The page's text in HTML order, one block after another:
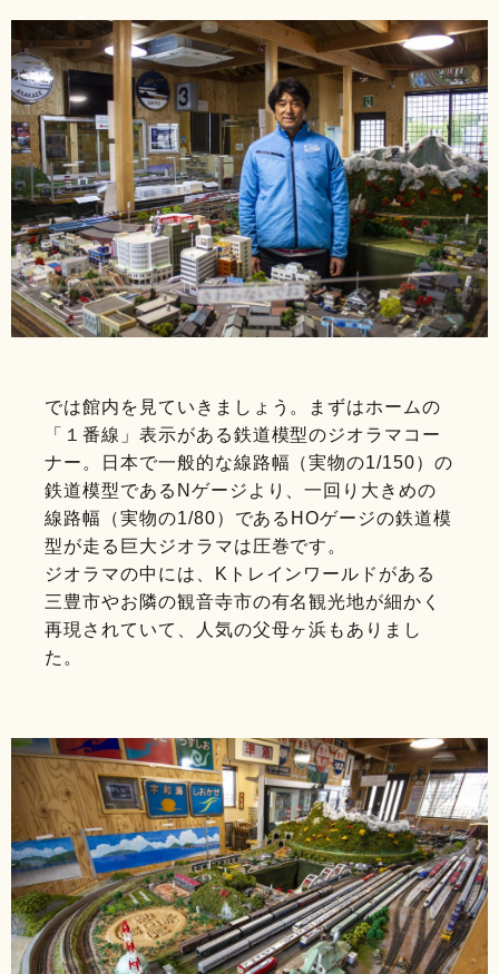
では館内を見ていきましょう。まずはホームの
「１番線」表示がある鉄道模型のジオラマコー
ナー。日本で一般的な線路幅（実物の1/150）の
鉄道模型であるNゲージより、一回り大きめの
線路幅（実物の1/80）であるHOゲージの鉄道模
型が走る巨大ジオラマは圧巻です。
ジオラマの中には、Kトレインワールドがある
三豊市やお隣の観音寺市の有名観光地が細かく
再現されていて、人気の父母ヶ浜もありまし
た。